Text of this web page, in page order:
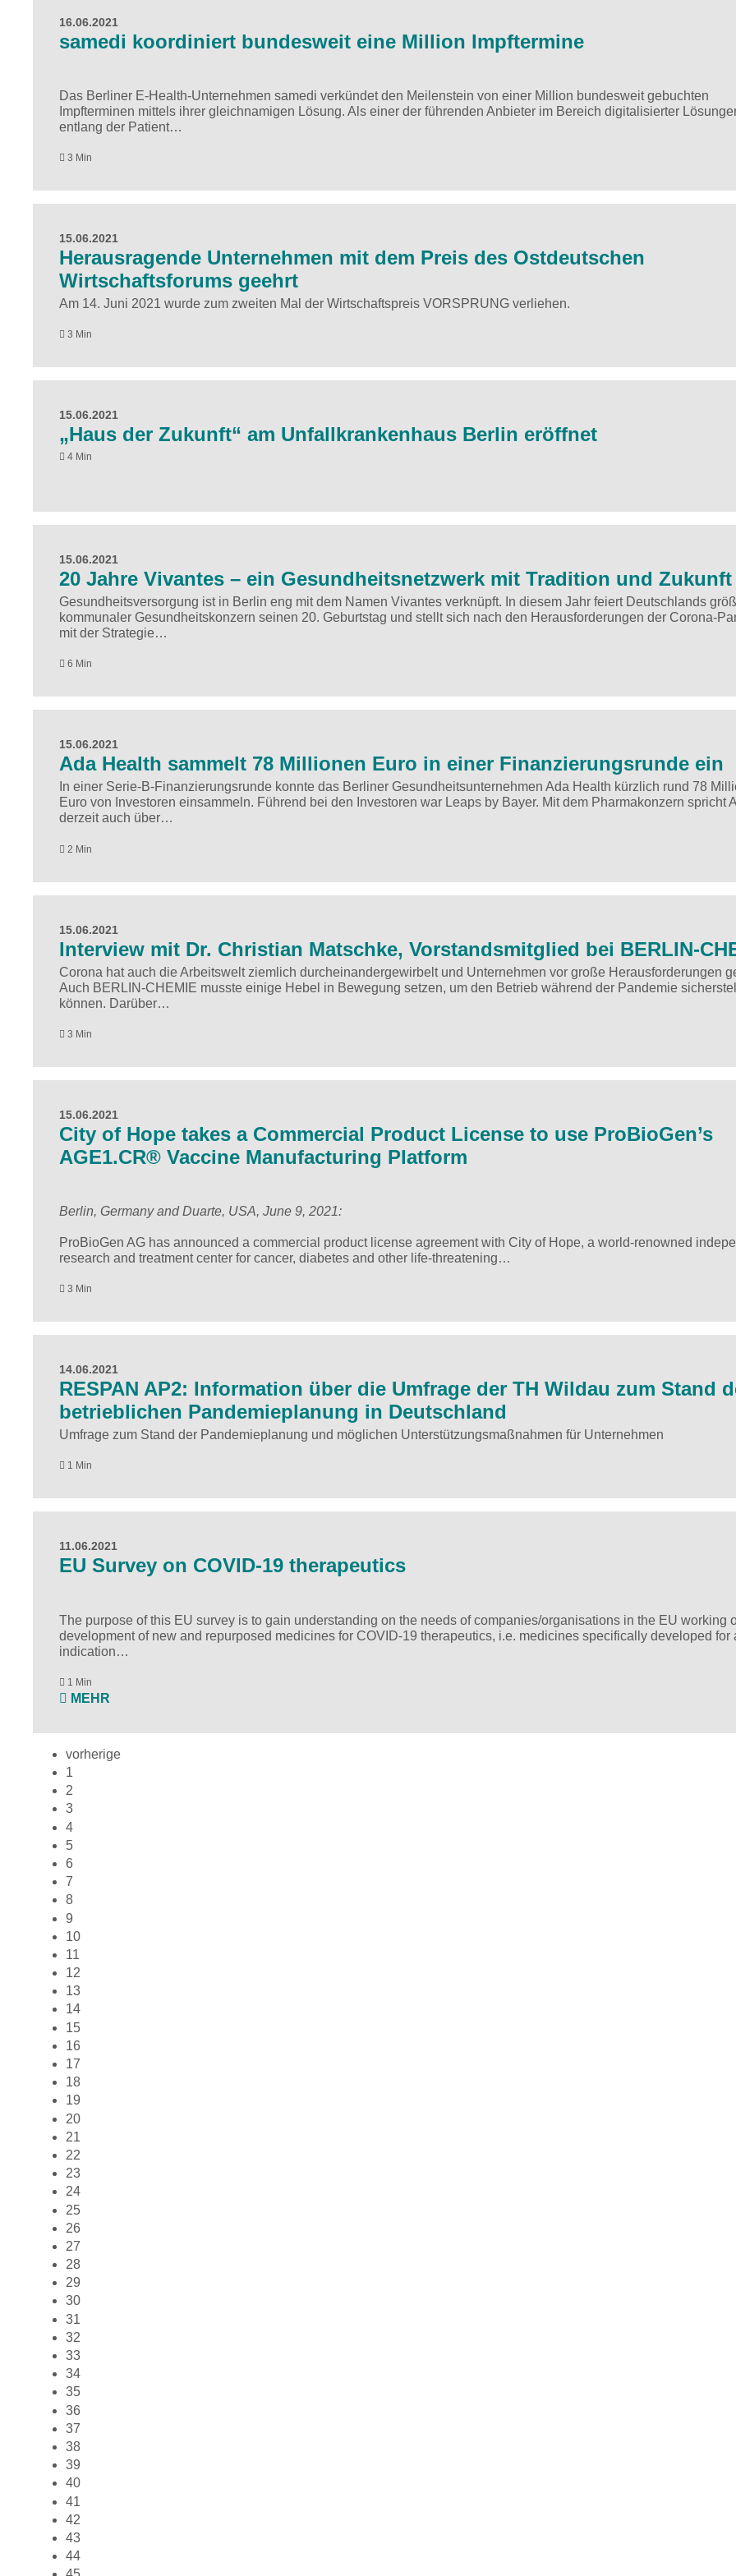
16.06.2021
samedi koordiniert bundesweit eine Million Impftermine
Das Berliner E-Health-Unternehmen samedi verkündet den Meilenstein von einer Million bundesweit gebuchten
Impfterminen mittels ihrer gleichnamigen Lösung. Als einer der führenden Anbieter im Bereich digitalisierter
entlang der Patient…
3 Min
15.06.2021
Herausragende Unternehmen mit dem Preis des Ostdeutschen
Wirtschaftsforums geehrt
Am 14. Juni 2021 wurde zum zweiten Mal der Wirtschaftspreis VORSPRUNG verliehen.
3 Min
15.06.2021
„Haus der Zukunft“ am Unfallkrankenhaus Berlin eröffnet
4 Min
15.06.2021
20 Jahre Vivantes – ein Gesundheitsnetzwerk mit Tradition und Zukunft
Gesundheitsversorgung ist in Berlin eng mit dem Namen Vivantes verknüpft. In diesem Jahr feiert Deutschlands
kommunaler Gesundheitskonzern seinen 20. Geburtstag und stellt sich nach den Herausforderungen der Corona-
mit der Strategie…
6 Min
15.06.2021
Ada Health sammelt 78 Millionen Euro in einer Finanzierungsrunde ein
In einer Serie-B-Finanzierungsrunde konnte das Berliner Gesundheitsunternehmen Ada Health kürzlich rund 78
Euro von Investoren einsammeln. Führend bei den Investoren war Leaps by Bayer. Mit dem Pharmakonzern spricht
derzeit auch über…
2 Min
15.06.2021
Interview mit Dr. Christian Matschke, Vorstandsmitglied bei BERLIN-
Corona hat auch die Arbeitswelt ziemlich durcheinandergewirbelt und Unternehmen vor große Herausforderungen
Auch BERLIN-CHEMIE musste einige Hebel in Bewegung setzen, um den Betrieb während der Pandemie
können. Darüber…
3 Min
15.06.2021
City of Hope takes a Commercial Product License to use ProBioGen’s
AGE1.CR® Vaccine Manufacturing Platform
Berlin, Germany and Duarte, USA, June 9, 2021:
ProBioGen AG has announced a commercial product license agreement with City of Hope, a world-renowned
research and treatment center for cancer, diabetes and other life-threatening…
3 Min
14.06.2021
RESPAN AP2: Information über die Umfrage der TH Wildau zum Stand
betrieblichen Pandemieplanung in Deutschland
Umfrage zum Stand der Pandemieplanung und möglichen Unterstützungsmaßnahmen für Unternehmen
1 Min
11.06.2021
EU Survey on COVID-19 therapeutics
The purpose ofthis EU survey is to gain understanding on the needs of companies/organisations in the EU working
development of new and repurposed medicines for COVID-19 therapeutics, i.e. medicines specifically developed for
indication…
1 Min
MEHR
vorherige
1
2
3
4
5
6
7
8
9
10
11
12
13
14
15
16
17
18
19
20
21
22
23
24
25
26
27
28
29
30
31
32
33
34
35
36
37
38
39
40
41
42
43
44